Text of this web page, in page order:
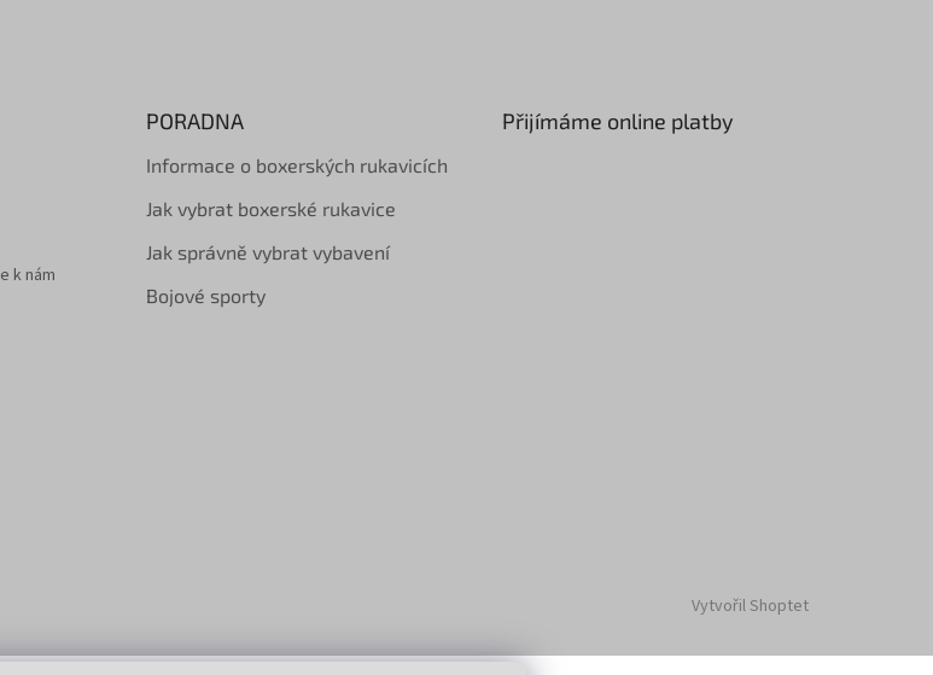
k nám
PORADNA
Informace o boxerských rukavicích
Jak vybrat boxerské rukavice
Jak správně vybrat vybavení
Bojové sporty
Přijímáme online platby
Vytvořil Shoptet